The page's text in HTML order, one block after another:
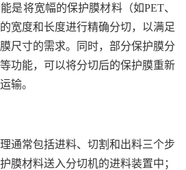
是将宽幅的保护膜材料（如PET、
宽度和长度进行精确分切，以满足
尺寸的需求。同时，部分保护膜分
功能，可以将分切后的保护膜重新
输。
通常包括进料、切割和出料三个步
膜材料送入分切机的进料装置中；